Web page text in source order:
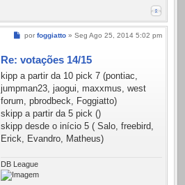
Mensagem
por foggiatto » Seg Ago 25, 2014 5:02 pm
Re: votações 14/15
kipp a partir da 10 pick 7 (pontiac,
jumpman23, jaogui, maxxmus, west
forum, pbrodbeck, Foggiatto)
skipp a partir da 5 pick ()
skipp desde o início 5 ( Salo, freebird,
Erick, Evandro, Matheus)
DB League